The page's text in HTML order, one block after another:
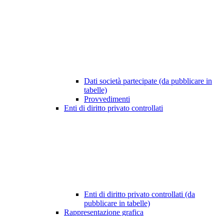
Dati società partecipate (da pubblicare in
tabelle)
Provvedimenti
Enti di diritto privato controllati
Enti di diritto privato controllati (da
pubblicare in tabelle)
Rappresentazione grafica